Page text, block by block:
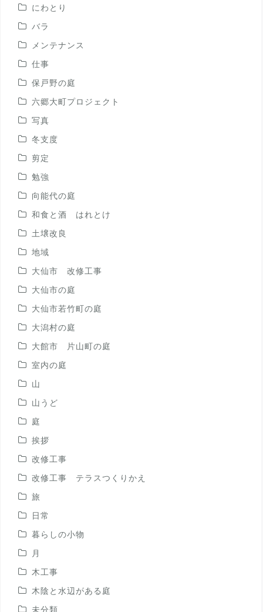
にわとり
バラ
メンテナンス
仕事
保戸野の庭
六郷大町プロジェクト
写真
冬支度
剪定
勉強
向能代の庭
和食と酒 はれとけ
土壌改良
地域
大仙市 改修工事
大仙市の庭
大仙市若竹町の庭
大潟村の庭
大館市 片山町の庭
室内の庭
山
山うど
庭
挨拶
改修工事
改修工事 テラスつくりかえ
旅
日常
暮らしの小物
月
木工事
木陰と水辺がある庭
未分類